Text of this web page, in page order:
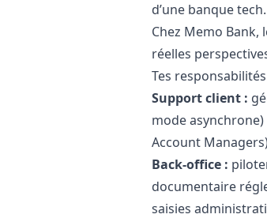
d’une banque tech.
Chez Memo
réelles
Tes responsabilités
Support client :
mode
Account
Back-office :
documentaire
saisies